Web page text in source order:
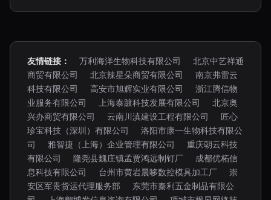
友情链接： 万利海洋生物科技有限公司
北京中艺祥通
商贸有限公司
北京辣星朵商贸有限公司
南京弗雷云
科技有限公司
高安市旭辉实业有限公司
浙江腾信物
业服务有限公司
上海泰踱科技发展有限公司
北京奥
兴办商贸有限公司
云南川滇建设工程有限公司
匠心
珍宝科技（深圳）有限公司
洛阳市康一生物科技有限公
司
雅智捷（上海）企业管理有限公司
重庆朝云科技
有限公司
隆尧县魏庄镇孟贾鸿远制钉厂
成都优柘信
息科技有限公司
台州市黄岩晨哆数控模具加工厂
崇
安区军贵货运代理服务部
东莞市秦利五金制品有限公